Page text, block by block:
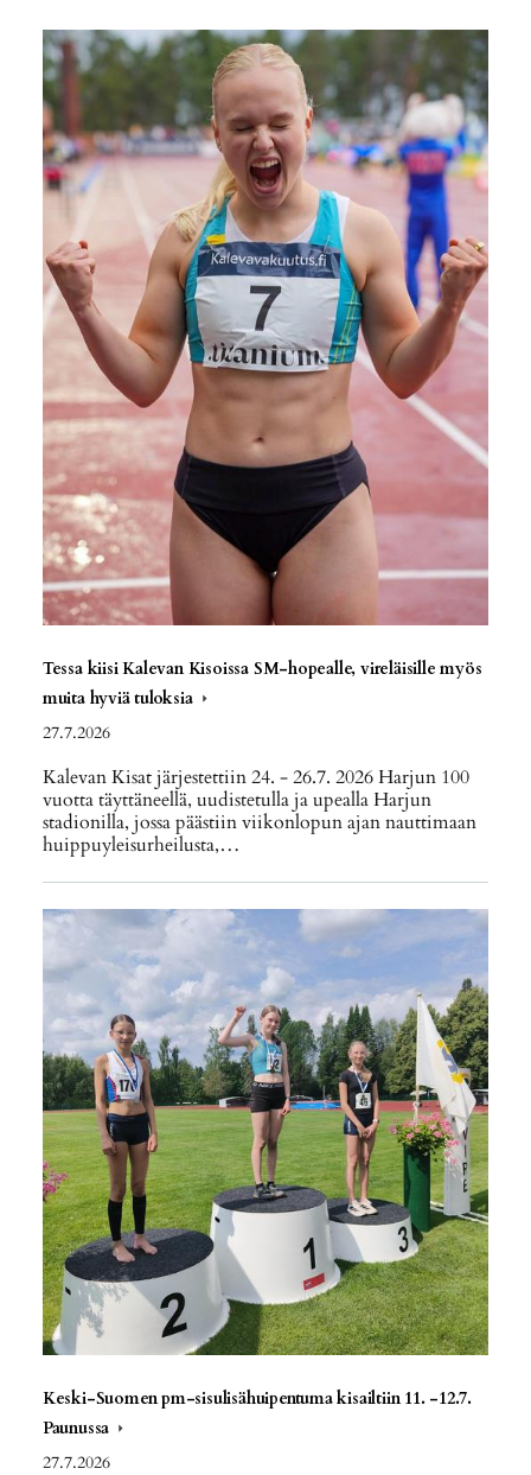
Tessa kiisi Kalevan Kisoissa SM-hopealle, vireläisille myös
muita hyviä tuloksia
27.7.2026
Kalevan Kisat järjestettiin 24. - 26.7. 2026 Harjun 100
vuotta täyttäneellä, uudistetulla ja upealla Harjun
stadionilla, jossa päästiin viikonlopun ajan nauttimaan
huippuyleisurheilusta,…
Keski-Suomen pm-sisulisähuipentuma kisailtiin 11. -12.7.
Paunussa
27.7.2026